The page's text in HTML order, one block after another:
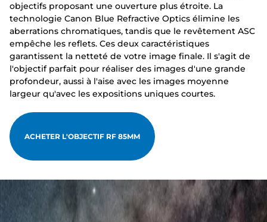
objectifs proposant une ouverture plus étroite. La
technologie Canon Blue Refractive Optics élimine les
aberrations chromatiques, tandis que le revêtement ASC
empêche les reflets. Ces deux caractéristiques
garantissent la netteté de votre image finale. Il s'agit de
l'objectif parfait pour réaliser des images d'une grande
profondeur, aussi à l'aise avec les images moyenne
largeur qu'avec les expositions uniques courtes.
ACHETER L'OBJECTIF RF 85MM